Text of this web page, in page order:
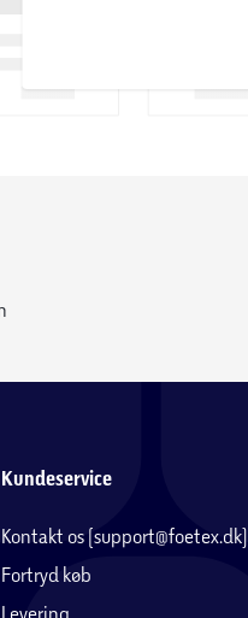
Kundeservice
Kontakt os (support@foetex.dk)
Fortryd køb
Levering